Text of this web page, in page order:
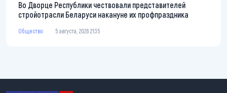
Во Дворце Республики чествовали представителей
стройотрасли Беларуси накануне их профпраздника
Общество 5 августа, 2026 21:35